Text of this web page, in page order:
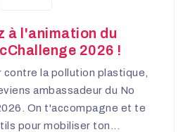
à l'animation du
2026 !
contre la pollution plastique,
ambassadeur du No
On t'accompagne et te
pour mobiliser ton...